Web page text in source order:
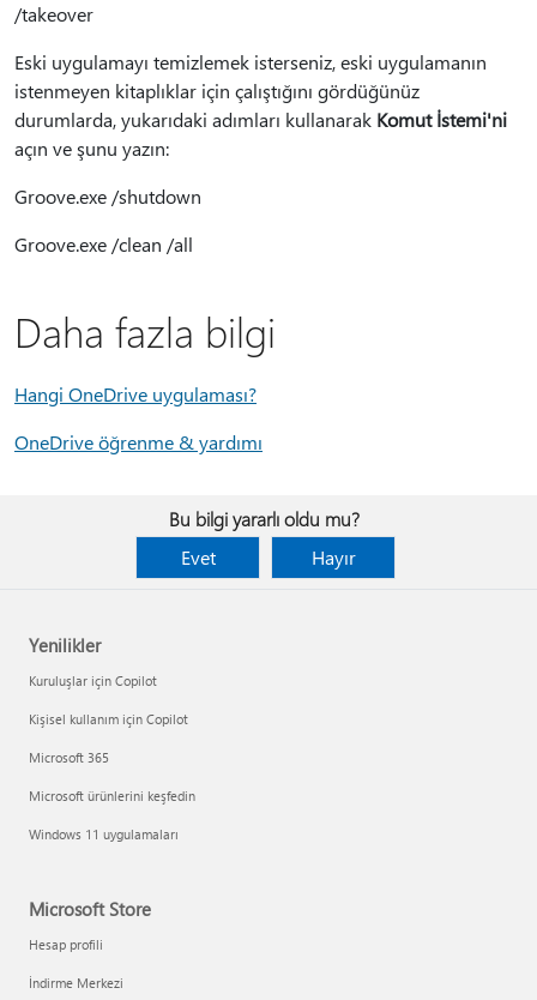
/takeover
Eski uygulamayı temizlemek isterseniz, eski uygulamanın
istenmeyen kitaplıklar için çalıştığını gördüğünüz
durumlarda, yukarıdaki adımları kullanarak Komut İstemi'ni
açın ve şunu yazın:
Groove.exe /shutdown
Groove.exe /clean /all
Daha fazla bilgi
Hangi OneDrive uygulaması?
OneDrive öğrenme & yardımı
Bu bilgi yararlı oldu mu?
Evet
Hayır
Yenilikler
Kuruluşlar için Copilot
Kişisel kullanım için Copilot
Microsoft 365
Microsoft ürünlerini keşfedin
Windows 11 uygulamaları
Microsoft Store
Hesap profili
İndirme Merkezi